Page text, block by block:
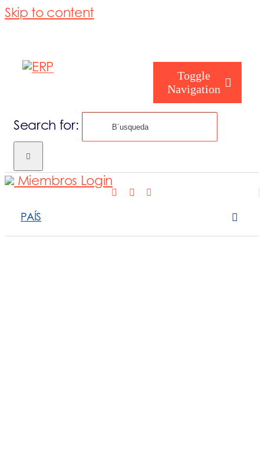
Skip to content
Toggle
Navigation
Search for:
PAÍS
Miembros Login